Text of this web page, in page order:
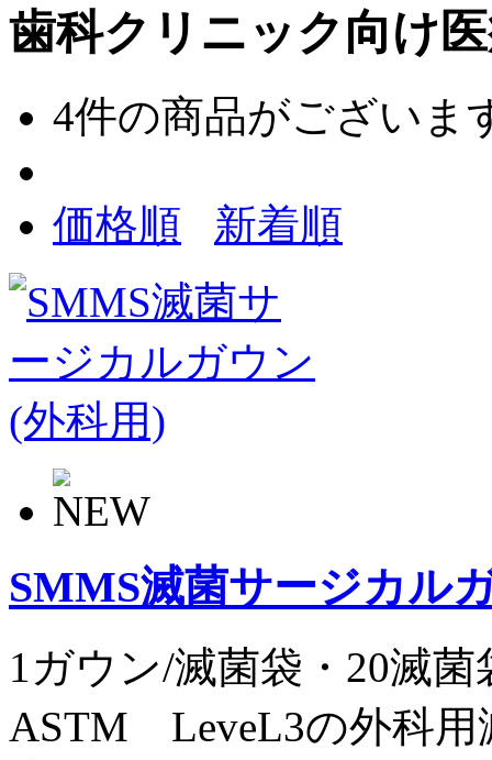
歯科クリニック向け
4件の商品がございま
価格順 新着順
SMMS滅菌サージカル
1ガウン/滅菌袋・20滅
ASTM LeveL3の外科用